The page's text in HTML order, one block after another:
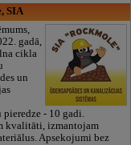
SIA
gadā,
cikla
un
pieredze - 10 gadi.
kvalitāti, izmantojam
Apsekojumi bez